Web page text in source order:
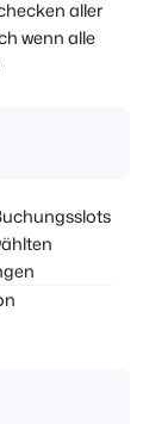
aller
wenn alle